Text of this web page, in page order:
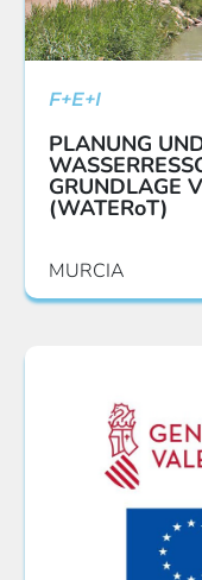
F+E+I
PLANUNG
GRUNDLAGE
(WATERoT)
MURCIA